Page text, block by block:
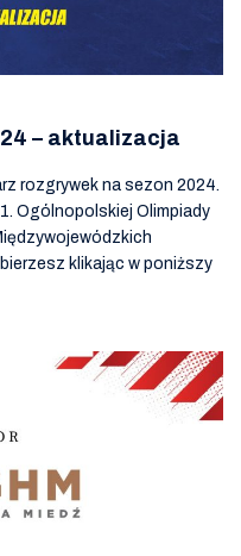
– aktualizacja
rozgrywek na sezon 2024.
Ogólnopolskiej Olimpiady
klikając w poniższy